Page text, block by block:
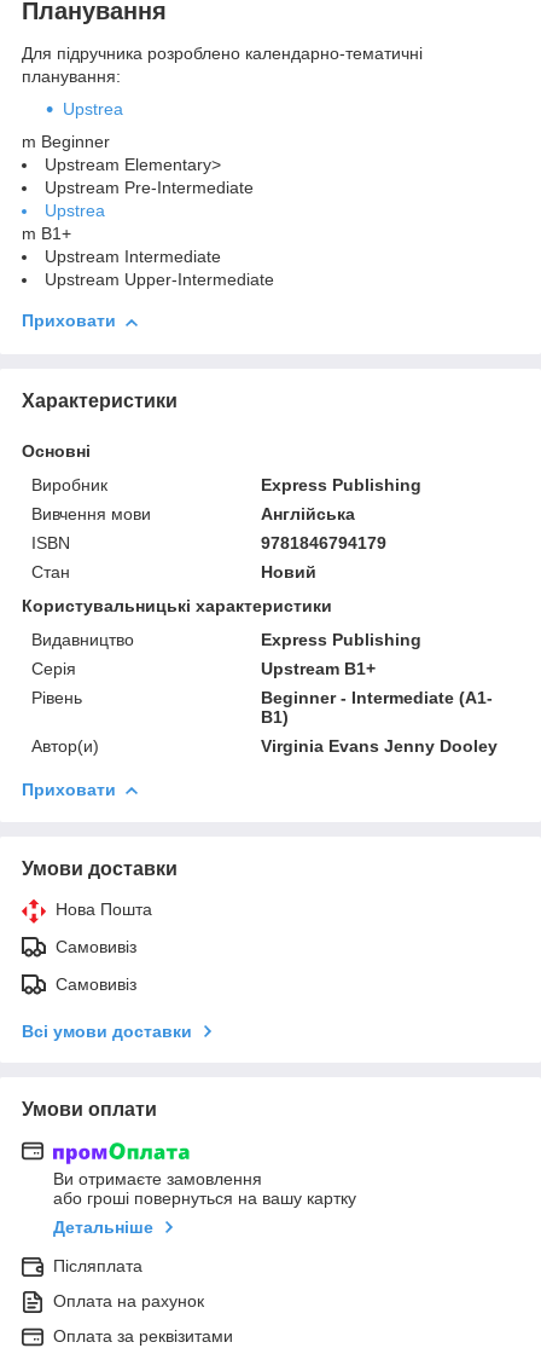
Планування
Для підручника розроблено календарно-тематичні
планування:
Upstrea
m Beginner
Upstream Elementary>
Upstream Pre-Intermediate
Upstrea
m B1+
Upstream Intermediate
Upstream Upper-Intermediate
Приховати
Характеристики
Основні
Виробник
Express Publishing
Вивчення мови
Англійська
ISBN
9781846794179
Стан
Новий
Користувальницькі характеристики
Видавництво
Express Publishing
Серія
Upstream B1+
Рівень
Beginner - Intermediate (A1-
B1)
Автор(и)
Virginia Evans Jenny Dooley
Приховати
Умови доставки
Нова Пошта
Самовивіз
Самовивіз
Всі умови доставки
Умови оплати
Ви отримаєте замовлення
або гроші повернуться на вашу картку
Детальніше
Післяплата
Оплата на рахунок
Оплата за реквізитами